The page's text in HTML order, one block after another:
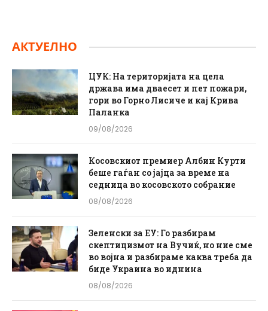
АКТУЕЛНО
ЦУК: На територијата на цела
држава има дваесет и пет пожари,
гори во Горно Лисиче и кај Крива
Паланка
09/08/2026
Косовскиот премиер Албин Курти
беше гаѓан со јајца за време на
седница во косовското собрание
08/08/2026
Зеленски за ЕУ: Го разбирам
скептицизмот на Вучиќ, но ние сме
во војна и разбираме каква треба да
биде Украина во иднина
08/08/2026